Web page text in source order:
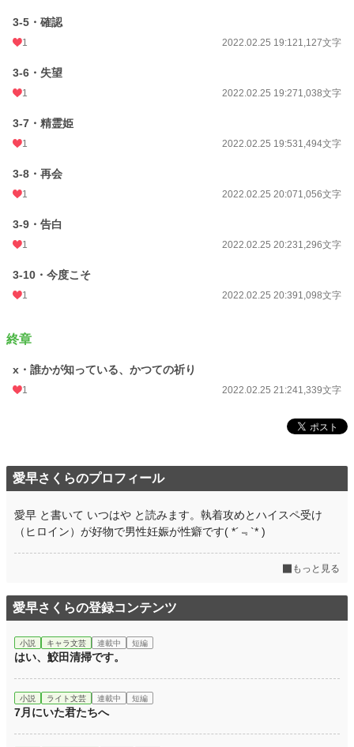
3-5・確認
1 2022.02.25 19:121,127文字
3-6・失望
1 2022.02.25 19:271,038文字
3-7・精霊姫
1 2022.02.25 19:531,494文字
3-8・再会
1 2022.02.25 20:071,056文字
3-9・告白
1 2022.02.25 20:231,296文字
3-10・今度こそ
1 2022.02.25 20:391,098文字
終章
x・誰かが知っている、かつての祈り
1 2022.02.25 21:241,339文字
愛早さくらのプロフィール
愛早 と書いて いつはや と読みます。執着攻めとハイスペ受け
（ヒロイン）が好物で男性妊娠が性癖です( *´﹃`* )
もっと見る
愛早さくらの登録コンテンツ
小説 キャラ文芸 連載中 短編
はい、鮫田清掃です。
小説 ライト文芸 連載中 短編
7月にいた君たちへ